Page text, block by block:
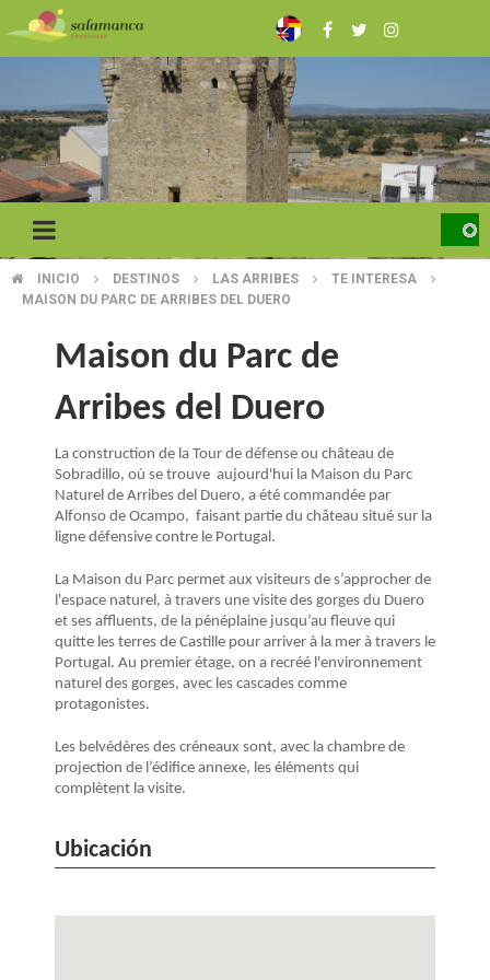
to
BREADCRUMB
INICIO DESTINOS LAS ARRIBES
TE INTERESA
MAISON DU PARC DE ARRIBES DEL DUERO
Maison du Parc de
Arribes del Duero
La construction de la Tour de défense ou château de
Sobradillo, où se trouve aujourd'hui la Maison du Parc
Naturel de Arribes del Duero, a été commandée par
Alfonso de Ocampo, faisant partie du château situé sur la
ligne défensive contre le Portugal.
La Maison du Parc permet aux visiteurs de s’approcher de
l'espace naturel, à travers une visite des gorges du Duero
et ses affluents, de la pénéplaine jusqu’au fleuve qui
quitte les terres de Castille pour arriver à la mer à travers le
Portugal. Au premier étage, on a recréé l'environnement
naturel des gorges, avec les cascades comme
protagonistes.
Les belvédères des créneaux sont, avec la chambre de
projection de l’édifice annexe, les éléments qui
complètent la visite.
Ubicación